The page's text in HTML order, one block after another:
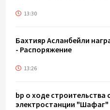
13:30
Бахтияр Асланбейли
- Распоряжение
13:26
bp о ходе строительства
электростанции "Шафаг"